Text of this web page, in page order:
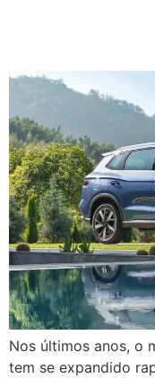
Nos últimos anos, o
tem se expandido